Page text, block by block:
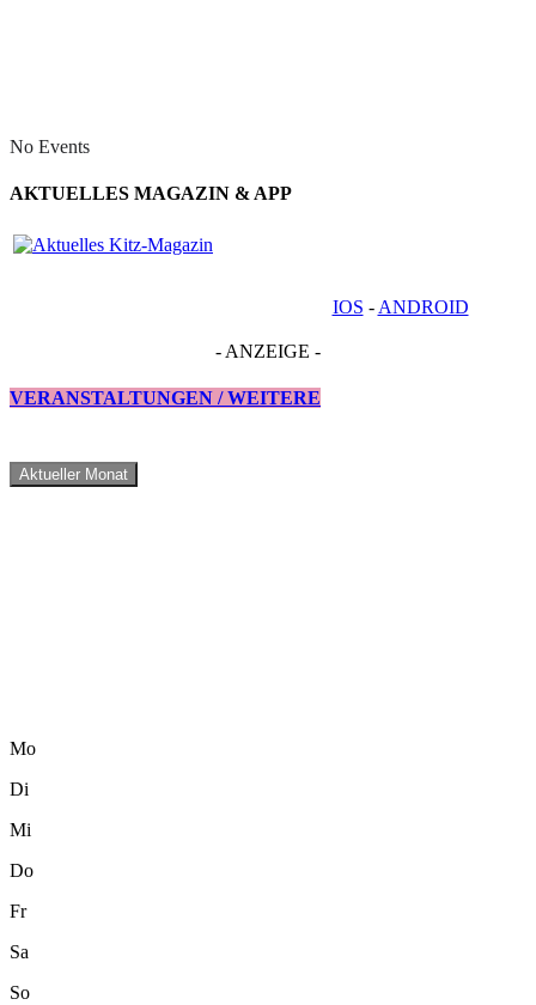
No Events
AKTUELLES MAGAZIN & APP
IOS - ANDROID
- ANZEIGE -
VERANSTALTUNGEN / WEITERE
Aktueller Monat
Mo
Di
Mi
Do
Fr
Sa
So